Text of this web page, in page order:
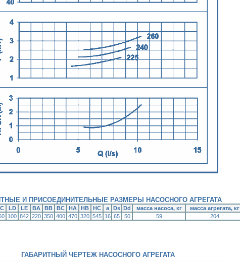
И ПРИСОЕДИНИТЕЛЬНЫЕ РАЗМЕРЫ НАСОСНОГО АГРЕГАТА
LD LE BA BB BC HA HB HC a Ds Dd масса насоса, кг
масса агрегата, кг
100 842 220 350 400 470 320 545 16 65 50 59 204
ГАБАРИТНЫЙ ЧЕРТЕЖ НАСОСНОГО АГРЕГАТА